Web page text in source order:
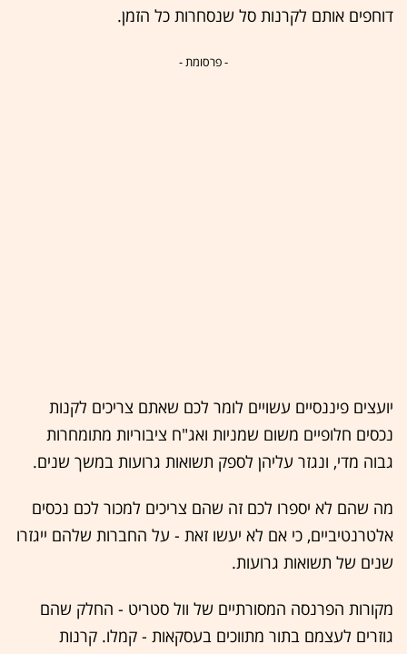
דוחפים אותם לקרנות סל שנסחרות כל הזמן.
- פרסומת -
יועצים פיננסיים עשויים לומר לכם שאתם צריכים לקנות
נכסים חלופיים משום שמניות ואג"ח ציבוריות מתומחרות
גבוה מדי, ונגזר עליהן לספק תשואות גרועות במשך שנים.
מה שהם לא יספרו לכם זה שהם צריכים למכור לכם נכסים
אלטרנטיביים, כי אם לא יעשו זאת - על החברות שלהם ייגזרו
שנים של תשואות גרועות.
מקורות הפרנסה המסורתיים של וול סטריט - החלק שהם
גוזרים לעצמם בתור מתווכים בעסקאות - קמלו. קרנות